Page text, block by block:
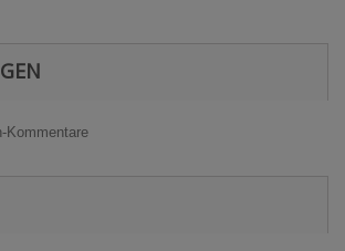
Kommentare